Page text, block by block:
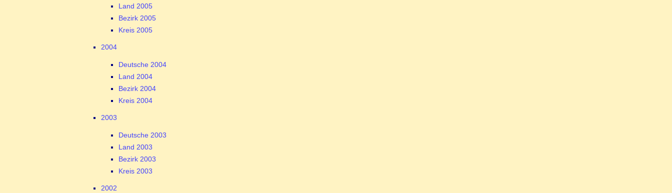
Land 2005
Bezirk 2005
Kreis 2005
2004
Deutsche 2004
Land 2004
Bezirk 2004
Kreis 2004
2003
Deutsche 2003
Land 2003
Bezirk 2003
Kreis 2003
2002